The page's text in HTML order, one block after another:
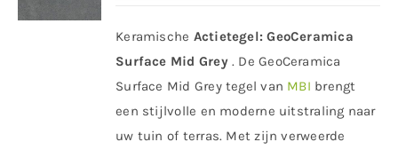
Keramische Actietegel: GeoCeramica
Surface Mid Grey . De GeoCeramica
Surface Mid Grey tegel van MBI brengt
een stijlvolle en moderne uitstraling naar
uw tuin of terras. Met zijn verweerde